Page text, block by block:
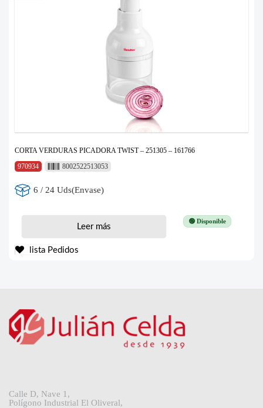
CORTA VERDURAS PICADORA TWIST – 251305 – 161766
970934
8002522513053
6 / 24 Uds(Envase)
🟢 Disponible
Leer más
lista Pedidos
Calle D, Nave 1,
Polígono Industrial El Oliveral,